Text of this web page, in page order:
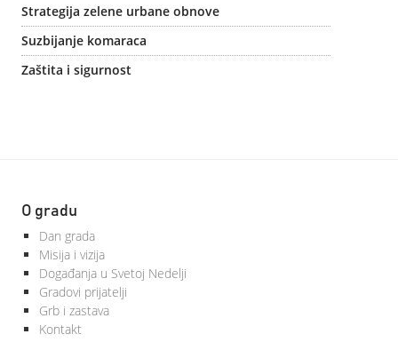
Strategija zelene urbane obnove
Suzbijanje komaraca
Zaštita i sigurnost
O gradu
Dan grada
Misija i vizija
Događanja u Svetoj Nedelji
Gradovi prijatelji
Grb i zastava
Kontakt